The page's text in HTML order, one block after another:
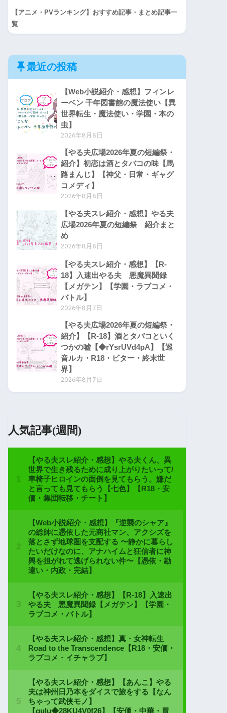
【アニメ・PVランキング】おすすめ記事・まとめ記事一
覧
最近の投稿
【Web小説紹介・感想】フィンレ
ーベン 千年図書館の魔法使い【異
世界転生・魔法使い・学園・本の
虫】
2026年8月8日
【やる夫広場2026年夏の短編祭・
紹介】初恋は酒とタバコの味【馬
路まんじ】【神父・日常・ギャグ
コメディ】
2026年8月8日
【やる夫スレ紹介・感想】やる夫
広場2026年夏の短編祭 紹介まと
め
2026年8月8日
【やる夫スレ紹介・感想】【R-
18】入速出やる夫 悪魔異聞録
【メガテン】【学園・ラブコメ・
バトル】
2026年8月7日
【やる夫広場2026年夏の短編祭・
紹介】【R-18】酒とタバコといく
つかの嘘【◆rYsrUVd4pA】【巡
音ルカ・R18・ビター・終末世
界】
2026年8月7日
人気記事(週間)